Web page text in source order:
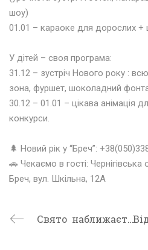
шоу)
01.01 – караоке для дорослих +
У дітей – своя програма:
31.12 – зустріч Нового року :
зона, фуршет, шоколадний
30.12 – 01.01 – цікава анімація
конкурси.
🌲 Новий рік у “Бреч”:
🚗 Чекаємо в гості:
Бреч, вул. Шкільна, 12А
Свято наближається…